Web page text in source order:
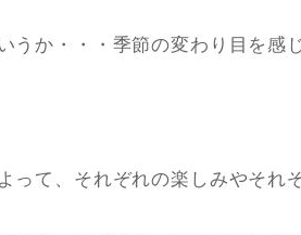
うか・・・季節の変わり目を感
って、それぞれの楽しみやそれ